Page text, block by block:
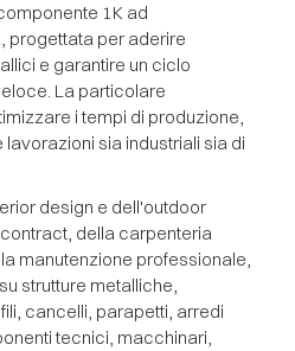
1K ad
progettata per aderire
e garantire un ciclo
La particolare
i tempi di produzione,
sia industriali sia di
design e dell'outdoor
della carpenteria
manutenzione professionale,
strutture metalliche,
cancelli, parapetti, arredi
tecnici, macchinari,